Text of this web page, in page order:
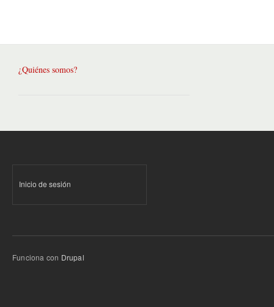
¿Quiénes somos?
Inicio de sesión
Funciona con Drupal